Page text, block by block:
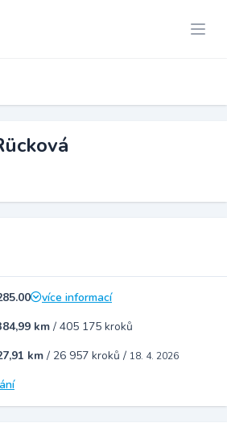
více informací
km / 405 175 kroků
km / 26 957 kroků / 18. 4. 2026